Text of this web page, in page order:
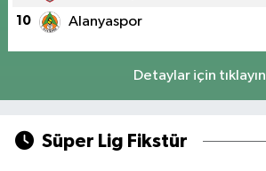
10 Alanyaspor
Detaylar için tıklayın
Süper Lig Fikstür